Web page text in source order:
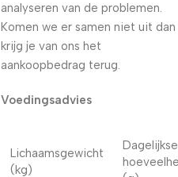
analyseren van de problemen.
Komen we er samen niet uit dan
krijg je van ons het
aankoopbedrag terug.
Voedingsadvies
Lichaamsgewicht
(kg)
Dagelijkse